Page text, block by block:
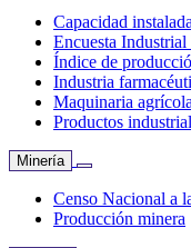
Capacidad instalada
Encuesta Industrial
Índice de
Industria
Maquinaria agrícola
Productos
Minería
Censo Nacional a
Producción minera